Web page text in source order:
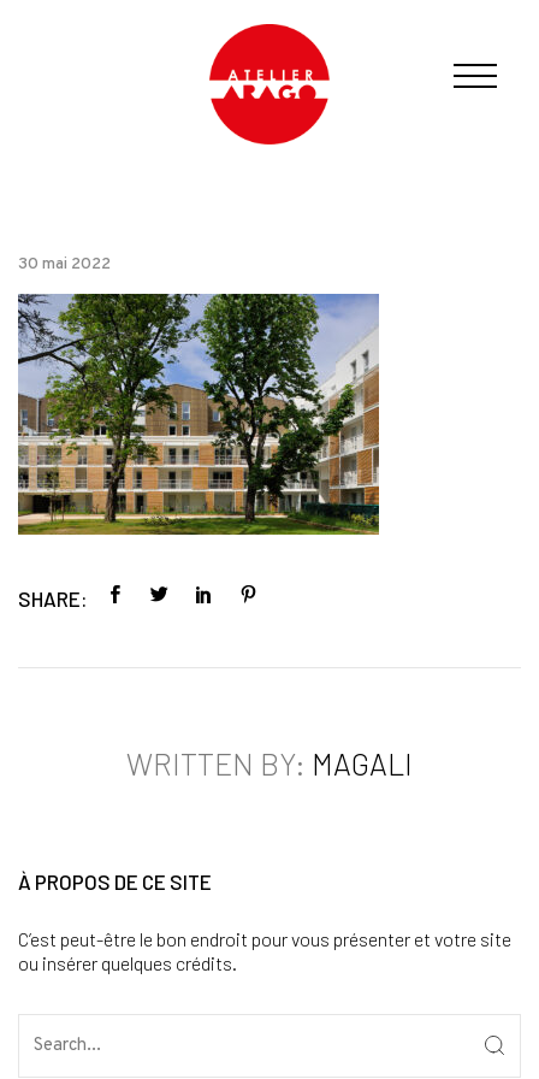
30 mai 2022
SHARE:
WRITTEN BY: MAGALI
À PROPOS DE CE SITE
C’est peut-être le bon endroit pour vous présenter et votre site
ou insérer quelques crédits.